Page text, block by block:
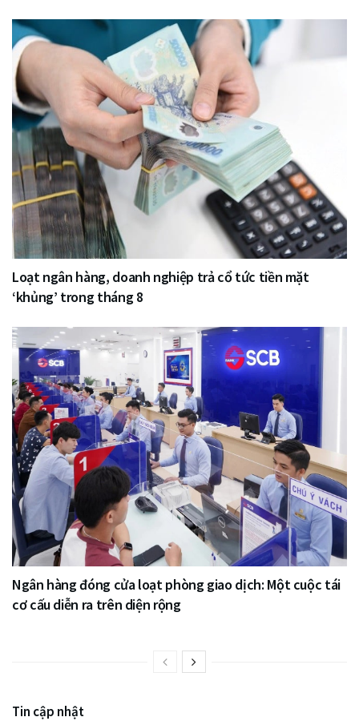
Loạt ngân hàng, doanh nghiệp trả cổ tức tiền mặt
‘khủng’ trong tháng 8
Ngân hàng đóng cửa loạt phòng giao dịch: Một cuộc tái
cơ cấu diễn ra trên diện rộng
Tin cập nhật